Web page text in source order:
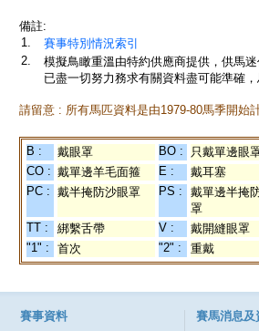
備註:
1.
賽事特別情況索引
2.
模擬鳥瞰重溫由特約供應商提供，供馬
已盡一切努力務求有關資料盡可能準確
請留意 : 所有馬匹資料是由1979-80馬季開始
B : 戴眼罩 BO : 只戴單邊眼
CO : 戴單邊羊毛面箍 E : 戴耳塞
PC : 戴半掩防沙眼罩 PS :
戴單邊半掩
罩
TT : 綁繫舌帶 V : 戴開縫眼罩
"1" :
首次 "2" : 重戴
賽事資料 賽馬消息及